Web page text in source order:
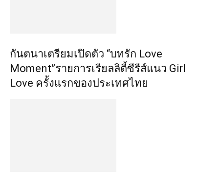
กันตนาเตรียมเปิดตัว “บทรัก Love
Moment”รายการเรียลลิตี้ซีรีส์แนว Girl
Love ครั้งแรกของประเทศไทย